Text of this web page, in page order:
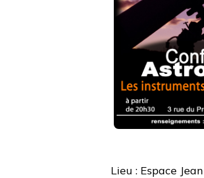
Lieu : Espace